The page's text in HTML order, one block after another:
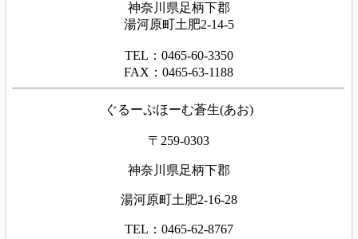
神奈川県足柄下郡
湯河原町土肥2-14-5
TEL：0465-60-3350
FAX：0465-63-1188
ぐるーぷほーむ蒼生(あお)
〒259-0303
神奈川県足柄下郡
湯河原町土肥2-16-28
TEL：0465-62-8767